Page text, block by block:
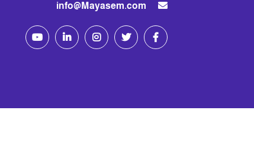
info@Mayasem.com